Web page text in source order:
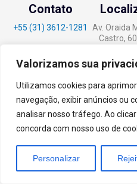
Valorizamos sua
Utilizamos cookies para
navegação, exibir anúncios ou
analisar nosso tráfego. Ao
concorda com nosso uso de
Personalizar
Contato
+55 (31) 3612-1281
Av. Oraida
Castro,
,
tecnoPARQ © 2021 por Digital
Pixel